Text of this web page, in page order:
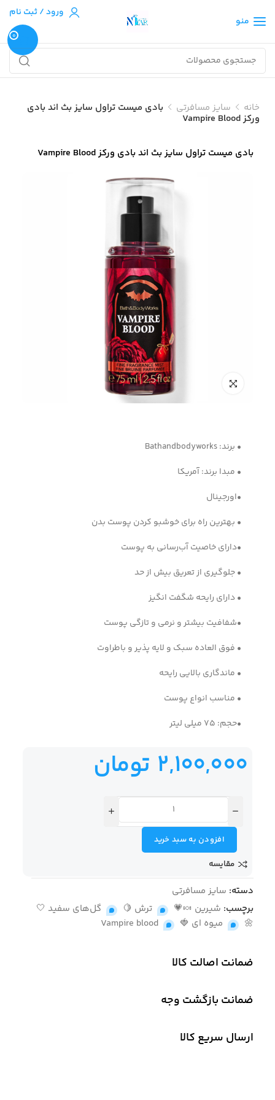
منو
ورود / ثبت نام
0
خانه سایز مسافرتی بادی میست تراول سایز بث اند بادی
ورکز Vampire Blood
بادی میست تراول سایز بث اند بادی ورکز Vampire Blood
• برند: Bathandbodyworks
• مبدا برند: آمریکا
•اورجینال
• بهترین راه برای خوشبو کردن پوست بدن
•دارای خاصیت آب‌رسانی به پوست
• جلوگیری از تعریق بیش از حد
• دارای رایحه شگفت انگیز
•شفافیت بیشتر و نرمی و تازگی پوست
• فوق العاده سبک و لایه پذیر و باطراوت
• ماندگاری بالایی رایحه
• مناسب انواع پوست
•حجم: 75 میلی لیتر
2,100,000 تومان
افزودن به سبد خرید
مقایسه
دسته: سایز مسافرتی
برچسب: شیرین 🍬💗 , ترش 🍋 ,
گل‌های سفید 🤍
🌼
, میوه ای 🍓 ,
Vampire blood
ضمانت اصالت کالا
ضمانت بازگشت وجه
ارسال سریع کالا